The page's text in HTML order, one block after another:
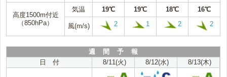
高度1500m付近
（850hPa）
気温 19℃ 19℃ 18℃ 16℃
風(m/s) 2 1 2 2
週 間 予 報
日 付
8/11(火) 8/12(水) 8/13(木)